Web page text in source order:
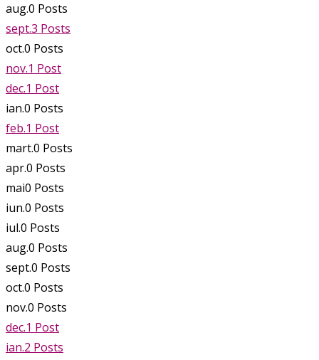
aug.0 Posts
sept.3 Posts
oct.0 Posts
nov.1 Post
dec.1 Post
ian.0 Posts
feb.1 Post
mart.0 Posts
apr.0 Posts
mai0 Posts
iun.0 Posts
iul.0 Posts
aug.0 Posts
sept.0 Posts
oct.0 Posts
nov.0 Posts
dec.1 Post
ian.2 Posts